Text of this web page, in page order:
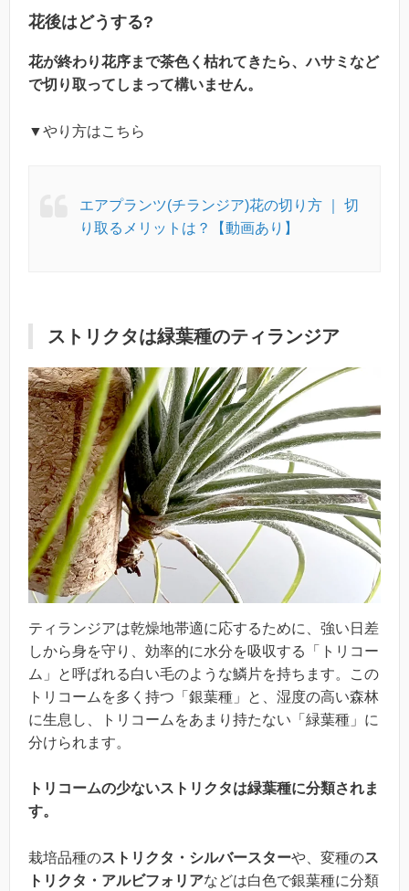
花後はどうする?
花が終わり花序まで茶色く枯れてきたら、ハサミなど
で切り取ってしまって構いません。
▼やり方はこちら
エアプランツ(チランジア)花の切り方 ｜ 切
り取るメリットは？【動画あり】
ストリクタは緑葉種のティランジア
ティランジアは乾燥地帯適に応するために、強い日差
しから身を守り、効率的に水分を吸収する「トリコー
ム」と呼ばれる白い毛のような鱗片を持ちます。この
トリコームを多く持つ「銀葉種」と、湿度の高い森林
に生息し、トリコームをあまり持たない「緑葉種」に
分けられます。
トリコームの少ないストリクタは緑葉種に分類されま
す。
栽培品種のストリクタ・シルバースターや、変種のス
トリクタ・アルビフォリアなどは白色で銀葉種に分類